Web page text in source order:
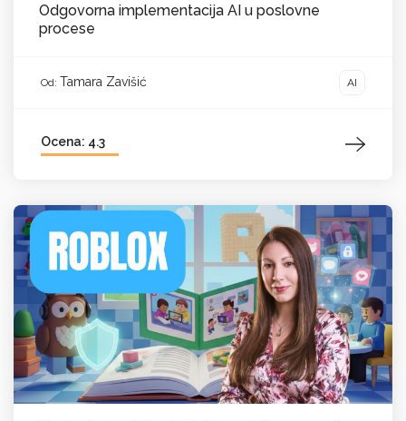
Odgovorna implementacija AI u poslovne
procese
Od: Tamara Zavišić AI
Ocena: 4.3